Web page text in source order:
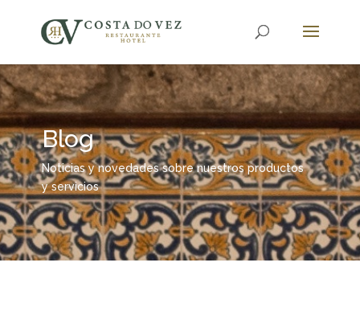
Blog
Noticias y novedades sobre nuestros productos
y servicios